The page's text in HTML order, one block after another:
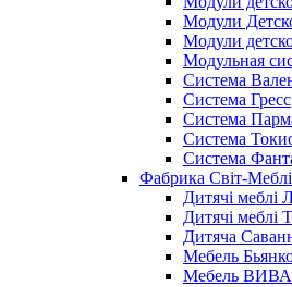
Модули
Модули
Модульная
Система
Система Гресс
Система
Система
Система
Фабрика Світ-
Дитячі меблі
Дитячі меблі
Дитяча
Мебель
Мебель